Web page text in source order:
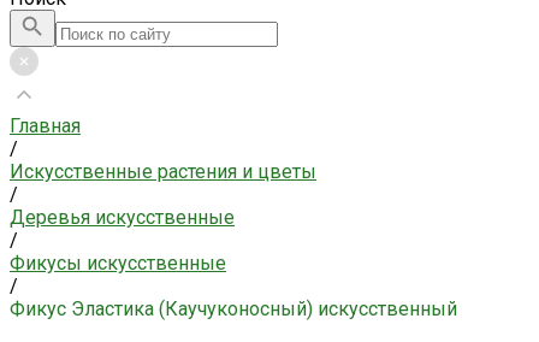
Главная
/
Искусственные растения и цветы
/
Деревья искусственные
/
Фикусы искусственные
/
Фикус Эластика (Каучуконосный) искусственный